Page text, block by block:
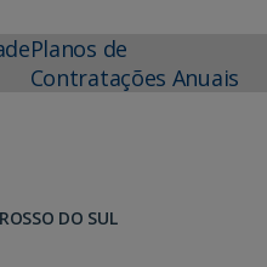
Planos de
Contratações Anuais
DO SUL